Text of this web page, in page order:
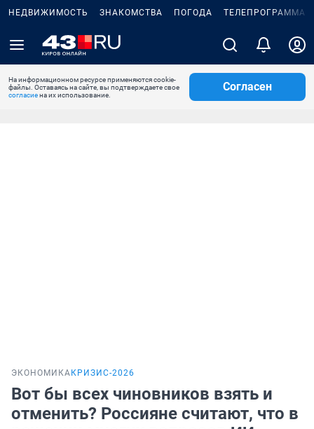
НЕДВИЖИМОСТЬ ЗНАКОМСТВА ПОГОДА ТЕЛЕПРОГРАММА
На информационном ресурсе применяются cookie-
файлы. Оставаясь на сайте, вы подтверждаете свое
согласиена их использование.
Согласен
ЭКОНОМИКА КРИЗИС-2026
Вот бы всех чиновников взять и
отменить? Россияне считают, что в